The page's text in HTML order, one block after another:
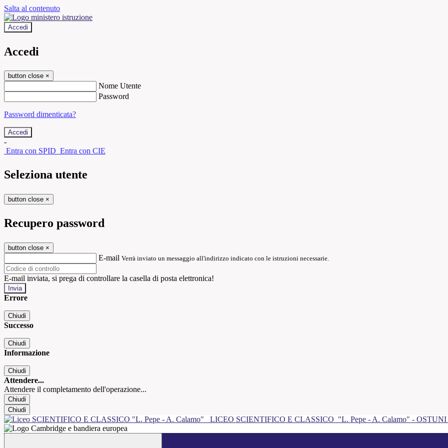
Salta al contenuto
Accedi
Accedi
button close ×
Nome Utente
Password
Password dimenticata?
-
Entra con SPID Entra con CIE
Seleziona utente
button close ×
Recupero password
button close ×
E-mail Verrà inviato un messaggio all'indirizzo indicato con le istruzioni necessarie.
E-mail inviata, si prega di controllare la casella di posta elettronica!
Errore
Chiudi
Successo
Chiudi
Informazione
Chiudi
Attendere...
Attendere il completamento dell'operazione...
Chiudi
Chiudi
LICEO SCIENTIFICO E CLASSICO "L. Pepe - A. Calamo" - OSTUNI